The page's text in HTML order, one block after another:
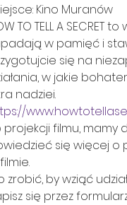
Kino Muranów
TO TELL A
w pamięć i
się na
w jakie
nadziei.
projekcji filmu, mamy
się więcej o
zrobić, by wziąć
się przez